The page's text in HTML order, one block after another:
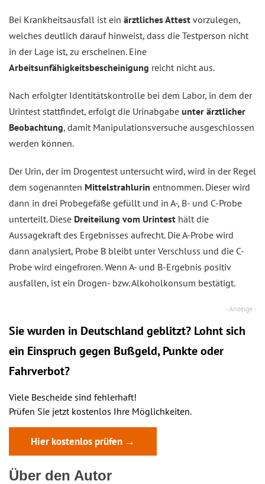
Bei Krankheitsausfall ist ein ärztliches Attest vorzulegen,
welches deutlich darauf hinweist, dass die Testperson nicht
in der Lage ist, zu erscheinen. Eine
Arbeitsunfähigkeitsbescheinigung reicht nicht aus.
Nach erfolgter Identitätskontrolle bei dem Labor, in dem der
Urintest stattfindet, erfolgt die Urinabgabe unter ärztlicher
Beobachtung, damit Manipulationsversuche ausgeschlossen
werden können.
Der Urin, der im Drogentest untersucht wird, wird in der Regel
dem sogenannten Mittelstrahlurin entnommen. Dieser wird
dann in drei Probegefäße gefüllt und in A-, B- und C-Probe
unterteilt. Diese Dreiteilung vom Urintest hält die
Aussagekraft des Ergebnisses aufrecht. Die A-Probe wird
dann analysiert, Probe B bleibt unter Verschluss und die C-
Probe wird eingefroren. Wenn A- und B-Ergebnis positiv
ausfallen, ist ein Drogen- bzw. Alkoholkonsum bestätigt.
Sie wurden in Deutschland geblitzt? Lohnt sich
ein Einspruch gegen Bußgeld, Punkte oder
Fahrverbot?
Viele Bescheide sind fehlerhaft!
Prüfen Sie jetzt kostenlos Ihre Möglichkeiten.
Hier kostenlos prüfen →
Über den Autor